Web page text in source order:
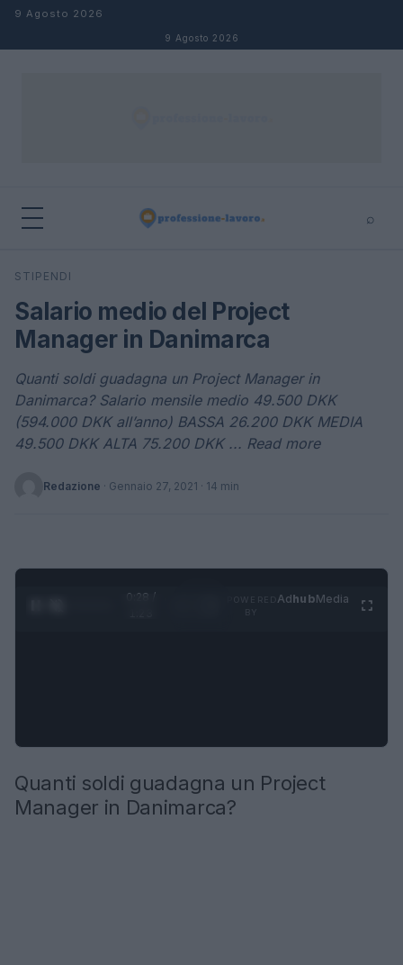
Salta al contenuto
9 Agosto 2026
9 Agosto 2026
⌕
Cerca
STIPENDI
Salario medio del Project
Manager in Danimarca
Quanti soldi guadagna un Project Manager in
Danimarca? Salario mensile medio 49.500 DKK
(594.000 DKK all’anno) BASSA 26.200 DKK MEDIA
49.500 DKK ALTA 75.200 DKK ... Read more
Redazione · Gennaio 27, 2021 · 14 min
0:30 /
AdhubMedia
Quanti soldi guadagna un Project
Manager in Danimarca?